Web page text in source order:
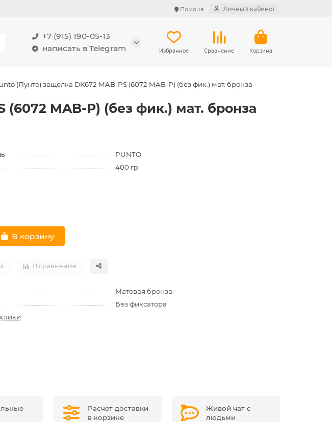
Помона Личный кабинет
+7 (915) 190-05-13
написать в Telegram
Избранное Сравнение Корзина
(Пунто) защелка DK672 MAB-PS (6072 MAB-P) (без фик.) мат. бронза
(6072 MAB-P) (без фик.) мат. бронза
PUNTO
400 гр
В корзину
В сравнение
Матовая бронза
Без фиксатора
Расчет доставки
в корзине
Живой чат с
людьми